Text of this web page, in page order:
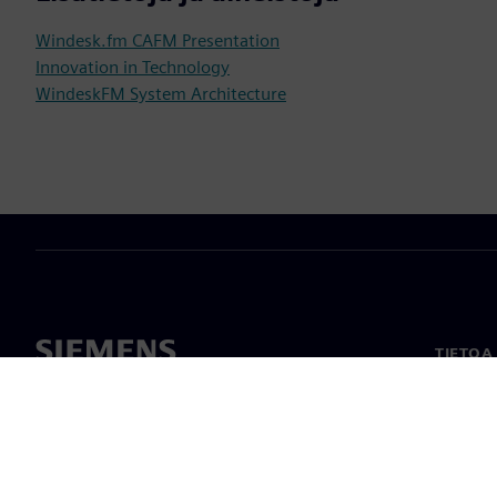
Windesk.fm CAFM Presentation
Innovation in Technology
WindeskFM System Architecture
TIETOA